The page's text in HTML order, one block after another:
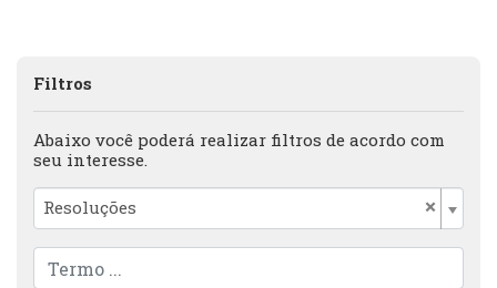
Filtros
Abaixo você poderá realizar filtros de acordo com
seu interesse.
×
Resoluções